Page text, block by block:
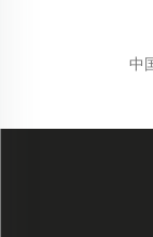
中